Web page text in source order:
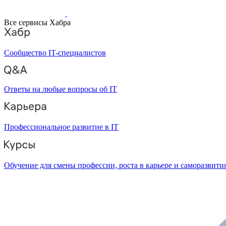
Все сервисы Хабра
Сообщество IT-специалистов
Ответы на любые вопросы об IT
Профессиональное развитие в IT
Обучение для смены профессии, роста в карьере и